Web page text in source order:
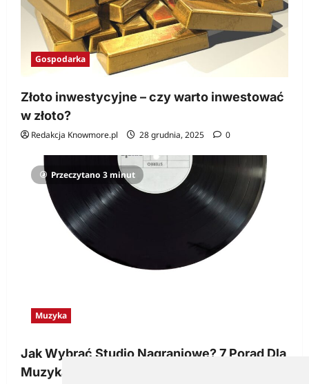
Gospodarka
Złoto inwestycyjne – czy warto inwestować
w złoto?
Redakcja Knowmore.pl 28 grudnia, 2025 0
Przeczytano 3 minut
Muzyka
Jak Wybrać Studio Nagraniowe? 7 Porad Dla
Muzyka